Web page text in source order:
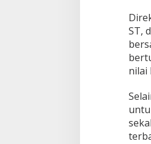
ST,
nilai